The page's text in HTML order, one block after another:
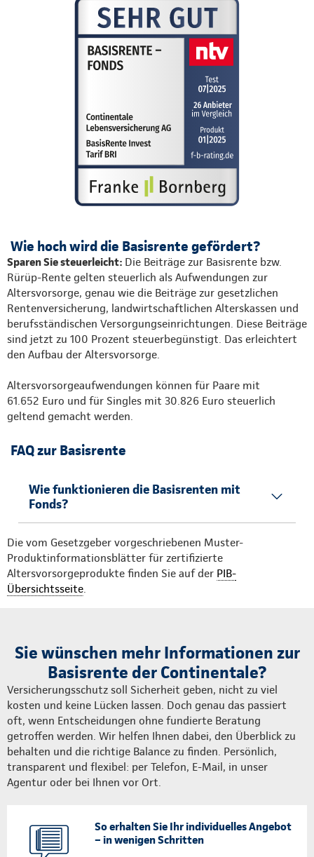
Wie hoch wird die Basisrente gefördert?
Sparen Sie steuerleicht: Die Beiträge zur Basisrente bzw.
Rürüp-Rente gelten steuerlich als Aufwendungen zur
Altersvorsorge, genau wie die Beiträge zur gesetzlichen
Rentenversicherung, landwirtschaftlichen Alterskassen und
berufsständischen Versorgungseinrichtungen. Diese Beiträge
sind jetzt zu 100 Prozent steuerbegünstigt. Das erleichtert
den Aufbau der Altersvorsorge.
Altersvorsorgeaufwendungen können für Paare mit
61.652 Euro und für Singles mit 30.826 Euro steuerlich
geltend gemacht werden.
FAQ zur Basisrente
Wie funktionieren die Basisrenten mit
Fonds?
Die vom Gesetzgeber vorgeschriebenen Muster-
Produktinformationsblätter für zertifizierte
Altersvorsorgeprodukte finden Sie auf der PIB-
Übersichtsseite
Sie wünschen mehr Informationen zur
Basisrente der Continentale?
Versicherungsschutz soll Sicherheit geben, nicht zu viel
kosten und keine Lücken lassen. Doch genau das passiert
oft, wenn Entscheidungen ohne fundierte Beratung
getroffen werden. Wir helfen Ihnen dabei, den Überblick zu
behalten und die richtige Balance zu finden. Persönlich,
transparent und flexibel: per Telefon, E-Mail, in unser
Agentur oder bei Ihnen vor Ort.
So erhalten Sie Ihr individuelles Angebot
– in wenigen Schritten